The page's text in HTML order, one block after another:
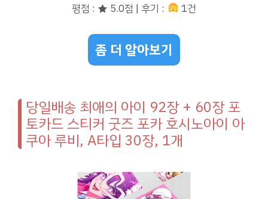
평점 : ★ 5.0점 | 후기 : 1건
좀 더 알아보기
당일배송 최애의 아이 92장 + 60장 포
토카드 스티커 굿즈 포카 호시노아이 아
쿠아 루비, A타입 30장, 1개